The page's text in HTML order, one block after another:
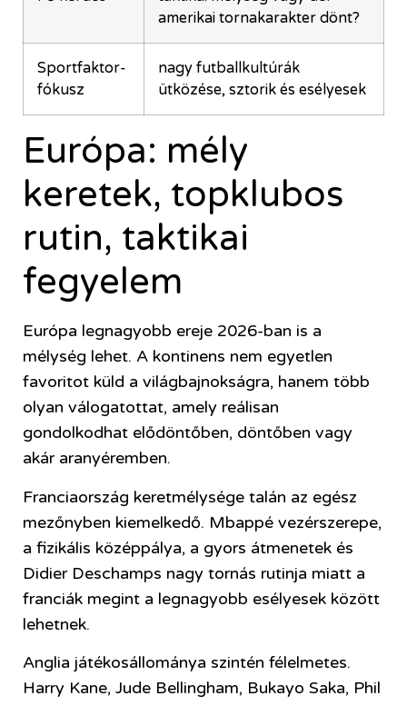
amerikai tornakarakter dönt?
Sportfaktor-
fókusz
nagy futballkultúrák
ütközése, sztorik és esélyesek
Európa: mély
keretek, topklubos
rutin, taktikai
fegyelem
Európa legnagyobb ereje 2026-ban is a
mélység lehet. A kontinens nem egyetlen
favoritot küld a világbajnokságra, hanem több
olyan válogatottat, amely reálisan
gondolkodhat elődöntőben, döntőben vagy
akár aranyéremben.
Franciaország keretmélysége talán az egész
mezőnyben kiemelkedő. Mbappé vezérszerepe,
a fizikális középpálya, a gyors átmenetek és
Didier Deschamps nagy tornás rutinja miatt a
franciák megint a legnagyobb esélyesek között
lehetnek.
Anglia játékosállománya szintén félelmetes.
Harry Kane, Jude Bellingham, Bukayo Saka, Phil